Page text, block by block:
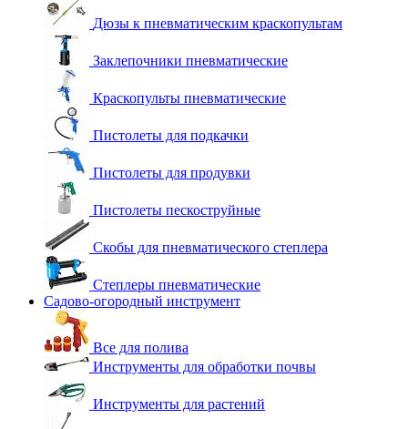
Дюзы к пневматическим краскопультам
Заклепочники пневматические
Краскопульты пневматические
Пистолеты для подкачки
Пистолеты для продувки
Пистолеты пескоструйные
Скобы для пневматического степлера
Степлеры пневматические
Садово-огородный инструмент
Все для полива
Инструменты для обработки почвы
Инструменты для растений